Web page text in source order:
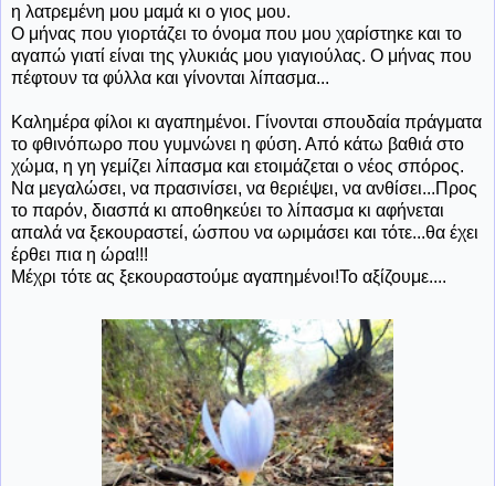
η λατρεμένη μου μαμά κι ο γιος μου.
Ο μήνας που γιορτάζει το όνομα που μου χαρίστηκε και το
αγαπώ γιατί είναι της γλυκιάς μου γιαγιούλας. Ο μήνας που
πέφτουν τα φύλλα και γίνονται λίπασμα...
Καλημέρα φίλοι κι αγαπημένοι. Γίνονται σπουδαία πράγματα
το φθινόπωρο που γυμνώνει η φύση. Από κάτω βαθιά στο
χώμα, η γη γεμίζει λίπασμα και ετοιμάζεται ο νέος σπόρος.
Να μεγαλώσει, να πρασινίσει, να θεριέψει, να ανθίσει...Προς
το παρόν, διασπά κι αποθηκεύει το λίπασμα κι αφήνεται
απαλά να ξεκουραστεί, ώσπου να ωριμάσει και τότε...θα έχει
έρθει πια η ώρα!!!
Μέχρι τότε ας ξεκουραστούμε αγαπημένοι!Το αξίζουμε....